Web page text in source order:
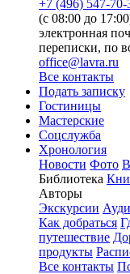
+7 (496) 547-70-
(с 08:00 до
электронная
переписки, по
office@lavra.ru
Все контакты
Подать записку
Гостиницы
Мастерские
Соцслужба
Хронология
Новости Фото
Библиотека
Авторы
Экскурсии
Как добраться
путешествие
продукты
Все контакты